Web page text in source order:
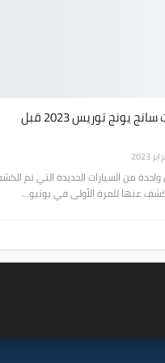
نستعرض مواصفات سانج يونج توريس 2023 قبل
من السيارات الجديدة التي تم
عنها للمرة الأولى في يونيو…